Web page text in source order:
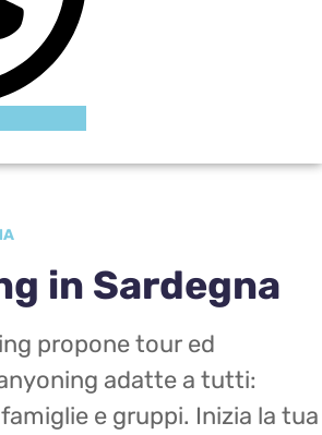
in Sardegna
propone tour ed
adatte a tutti:
e gruppi. Inizia la tua